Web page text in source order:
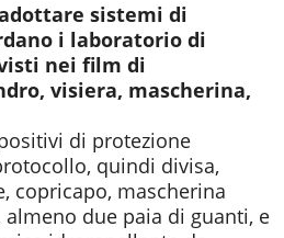
sistemi di
i laboratorio di
nei film di
visiera, mascherina,
di protezione
quindi divisa,
copricapo, mascherina
almeno due paia di guanti, e